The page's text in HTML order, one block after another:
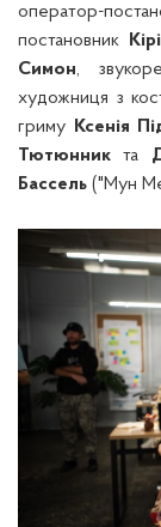
оператор-
постановник
Симон,
художниця з
гриму
Ксенія
Тютюнник та
Бассель ("Мун